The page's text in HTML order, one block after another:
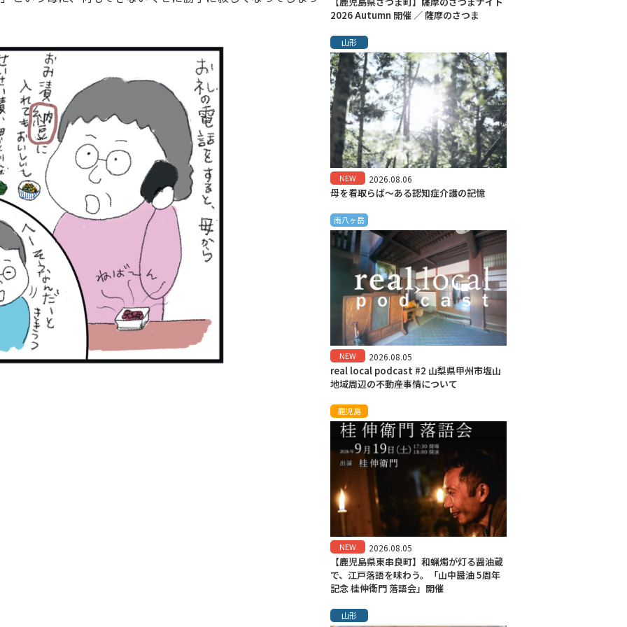
2026 Autumn 開催 ／ 薩摩のさつま
山形
NEW 2026.08.06
母を看取らば～ある認知症介護の記憶
南八ヶ岳
NEW 2026.08.05
real local podcast #2 山梨県甲州市塩山
地域周辺の不動産事情について
鹿児島
NEW 2026.08.05
【鹿児島県東串良町】和蝋燭が灯る醤油蔵
で、江戸落語を味わう。「山中醤油 5周年
記念 桂伸衛門 落語会」開催
山形